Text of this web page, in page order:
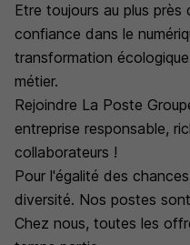
Etre toujours au plus
confiance dans le
transformation
métier.
Rejoindre La Poste
entreprise responsable,
collaborateurs !
Pour l'égalité des
diversité. Nos postes
Chez nous, toutes les